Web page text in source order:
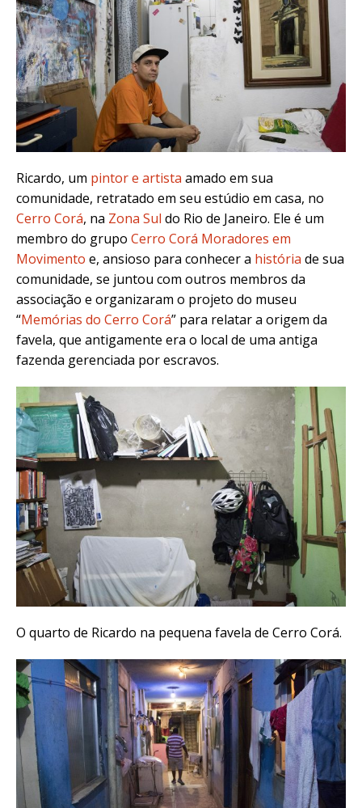
Ricardo, um pintor e artista amado em sua
comunidade, retratado em seu estúdio em casa, no
Cerro Corá, na Zona Sul do Rio de Janeiro. Ele é um
membro do grupo Cerro Corá Moradores em
Movimento e, ansioso para conhecer a história de sua
comunidade, se juntou com outros membros da
associação e organizaram o projeto do museu
“Memórias do Cerro Corá” para relatar a origem da
favela, que antigamente era o local de uma antiga
fazenda gerenciada por escravos.
O quarto de Ricardo na pequena favela de Cerro Corá.